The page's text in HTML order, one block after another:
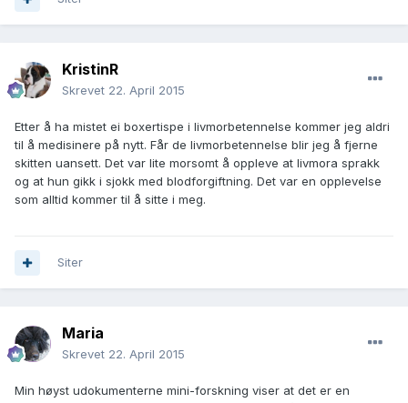
KristinR
Skrevet 22. April 2015
Etter å ha mistet ei boxertispe i livmorbetennelse kommer jeg aldri
til å medisinere på nytt. Får de livmorbetennelse blir jeg å fjerne
skitten uansett. Det var lite morsomt å oppleve at livmora sprakk
og at hun gikk i sjokk med blodforgiftning. Det var en opplevelse
som alltid kommer til å sitte i meg.
Siter
Maria
Skrevet 22. April 2015
Min høyst udokumenterne mini-forskning viser at det er en